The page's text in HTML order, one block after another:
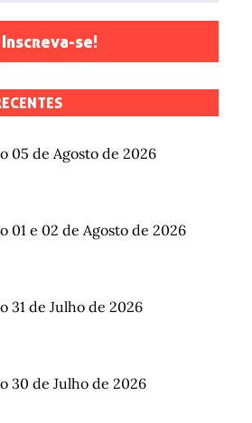
Inscreva-se!
05 de Agosto de 2026
01 e 02 de Agosto de 2026
31 de Julho de 2026
30 de Julho de 2026